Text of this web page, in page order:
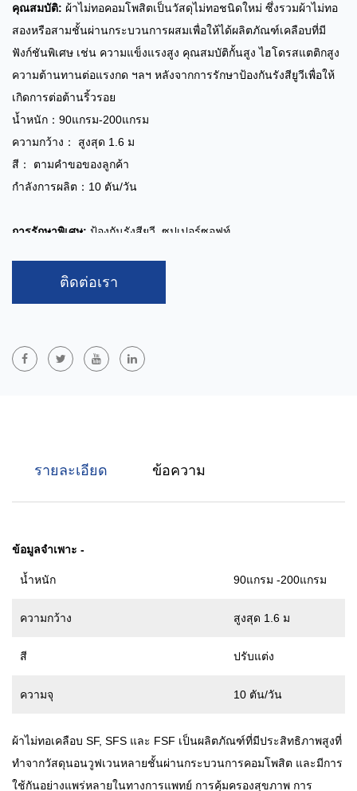
คุณสมบัติ: ผ้าไม่ทอคอมโพสิตเป็นวัสดุไม่ทอชนิดใหม่ ซึ่งรวมผ้าไม่ทอ
สองหรือสามชั้นผ่านกระบวนการผสมเพื่อให้ได้ผลิตภัณฑ์เคลือบที่มี
ฟังก์ชันพิเศษ เช่น ความแข็งแรงสูง คุณสมบัติกั้นสูง ไฮโดรสแตติกสูง
ความต้านทานต่อแรงกด ฯลฯ หลังจากการรักษาป้องกันรังสียูวีเพื่อให้
เกิดการต่อต้านริ้วรอย
น้ำหนัก：90แกรม-200แกรม
ความกว้าง： สูงสุด 1.6 ม
สี： ตามคำขอของลูกค้า
กำลังการผลิต：10 ตัน/วัน
การรักษาพิเศษ: ป้องกันรังสียูวี, ซุปเปอร์ซอฟท์
อุตสาหกรรมก่อสร้าง ชุดป้องกัน เสื้อกันฝน เต็นท์ ผ้าอ้อม ฯลฯ
ชั้นสปันบอนด์บนพื้นฐานของ SF และ FSF เป็นโครงสร้างที่มีชั้นสปัน
ติดต่อเรา
รายละเอียด ข้อความ
ข้อมูลจำเพาะ -
น้ำหนัก 90แกรม -200แกรม
ความกว้าง สูงสุด 1.6 ม
สี ปรับแต่ง
ความจุ 10 ตัน/วัน
ผ้าไม่ทอเคลือบ SF, SFS และ FSF เป็นผลิตภัณฑ์ที่มีประสิทธิภาพสูงที่
ทำจากวัสดุนอนวูฟเวนหลายชั้นผ่านกระบวนการคอมโพสิต และมีการ
ใช้กันอย่างแพร่หลายในทางการแพทย์ การคุ้มครองสุขภาพ การ